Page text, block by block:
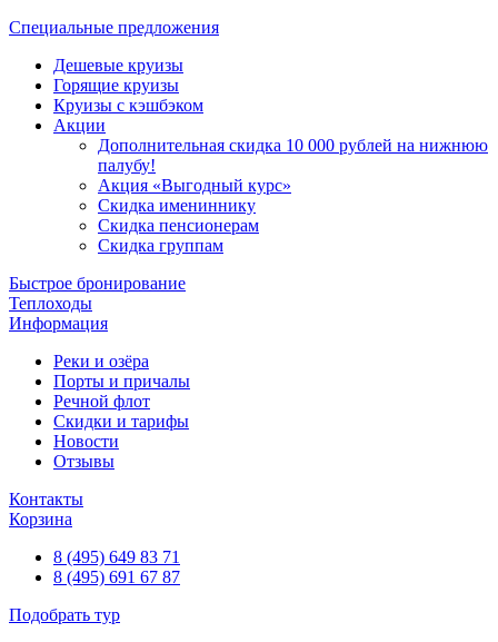
Специальные предложения
Дешевые круизы
Горящие круизы
Круизы с кэшбэком
Акции
Дополнительная скидка 10 000 рублей на нижнюю
палубу!
Акция «Выгодный курс»
Скидка имениннику
Скидка пенсионерам
Скидка группам
Быстрое бронирование
Теплоходы
Информация
Реки и озёра
Порты и причалы
Речной флот
Скидки и тарифы
Новости
Отзывы
Контакты
Корзина
8 (495) 649 83 71
8 (495) 691 67 87
Подобрать тур